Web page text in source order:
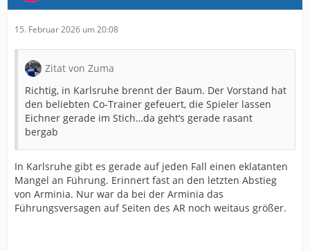
15. Februar 2026 um 20:08
Zitat von Zuma
Richtig, in Karlsruhe brennt der Baum. Der Vorstand hat
den beliebten Co-Trainer gefeuert, die Spieler lassen
Eichner gerade im Stich…da geht‘s gerade rasant
bergab
In Karlsruhe gibt es gerade auf jeden Fall einen eklatanten
Mangel an Führung. Erinnert fast an den letzten Abstieg
von Arminia. Nur war da bei der Arminia das
Führungsversagen auf Seiten des AR noch weitaus größer.